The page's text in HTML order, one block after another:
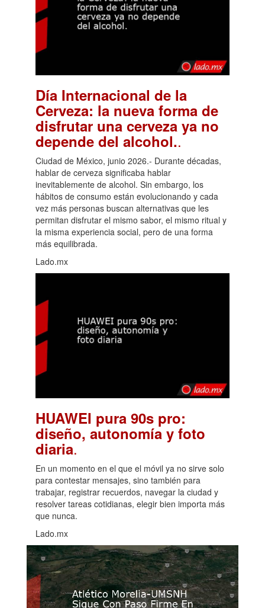
Día Internacional de la
Cerveza: la nueva forma de
disfrutar una cerveza ya no
depende del alcohol..
Ciudad de México, junio 2026.- Durante décadas,
hablar de cerveza significaba hablar
inevitablemente de alcohol. Sin embargo, los
hábitos de consumo están evolucionando y cada
vez más personas buscan alternativas que les
permitan disfrutar el mismo sabor, el mismo ritual y
la misma experiencia social, pero de una forma
más equilibrada.
Lado.mx
HUAWEI pura 90s pro:
diseño, autonomía y foto
diaria.
En un momento en el que el móvil ya no sirve solo
para contestar mensajes, sino también para
trabajar, registrar recuerdos, navegar la ciudad y
resolver tareas cotidianas, elegir bien importa más
que nunca.
Lado.mx